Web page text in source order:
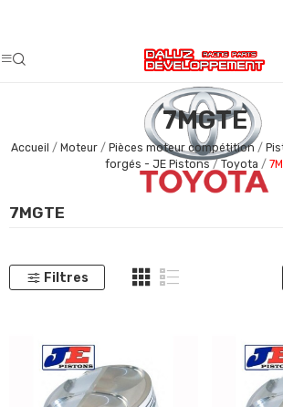
7MGTE
Accueil Moteur Pièces moteur compétition
forgés - JE Pistons
Toyota
7MGTE
Filtres